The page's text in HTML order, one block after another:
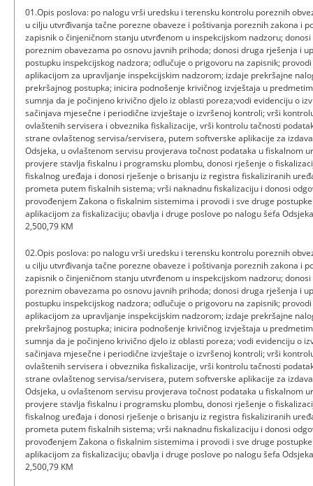
01.Opis poslova: po nalogu vrši uredsku i terensku kontrolu poreznih
u cilju utvrđivanja tačne porezne obaveze i poštivanja poreznih zakona i
zapisnik o činjeničnom stanju utvrđenom u inspekcijskom nadzoru;
poreznim obavezama po osnovu javnih prihoda; donosi druga rješenja i
postupku inspekcijskog nadzora; odlučuje o prigovoru na zapisnik;
aplikacijom za upravljanje inspekcijskim nadzorom; izdaje prekršajne
prekršajnog postupka; inicira podnošenje krivičnog izvještaja u
sumnja da je počinjeno krivično djelo iz oblasti poreza;vodi evidenciju o
sačinjava mjesečne i periodične izvještaje o izvršenoj kontroli; vrši
ovlaštenih servisera i obveznika fiskalizacije, vrši kontrolu tačnosti
strane ovlaštenog servisa/servisera, putem softverske aplikacije za
Odsjeka, u ovlaštenom servisu provjerava točnost podataka u fiskalnom
provjere stavlja fiskalnu i programsku plombu, donosi rješenje o
fiskalnog uređaja i donosi rješenje o brisanju iz registra fiskaliziranih
prometa putem fiskalnih sistema; vrši naknadnu fiskalizaciju i donosi
provođenjem Zakona o fiskalnim sistemima i provodi i sve druge
aplikacijom za fiskalizaciju; obavlja i druge poslove po nalogu šefa
2,500,79 KM
02.Opis poslova: po nalogu vrši uredsku i terensku kontrolu poreznih
u cilju utvrđivanja tačne porezne obaveze i poštivanja poreznih zakona i
zapisnik o činjeničnom stanju utvrđenom u inspekcijskom nadzoru;
poreznim obavezama po osnovu javnih prihoda; donosi druga rješenja i
postupku inspekcijskog nadzora; odlučuje o prigovoru na zapisnik;
aplikacijom za upravljanje inspekcijskim nadzorom; izdaje prekršajne
prekršajnog postupka; inicira podnošenje krivičnog izvještaja u
sumnja da je počinjeno krivično djelo iz oblasti poreza; vodi evidenciju o
sačinjava mjesečne i periodične izvještaje o izvršenoj kontroli; vrši
ovlaštenih servisera i obveznika fiskalizacije, vrši kontrolu tačnosti
strane ovlaštenog servisa/servisera, putem softverske aplikacije za
Odsjeka, u ovlaštenom servisu provjerava točnost podataka u fiskalnom
provjere stavlja fiskalnu i programsku plombu, donosi rješenje o
fiskalnog uređaja i donosi rješenje o brisanju iz registra fiskaliziranih
prometa putem fiskalnih sistema; vrši naknadnu fiskalizaciju i donosi
provođenjem Zakona o fiskalnim sistemima i provodi i sve druge
aplikacijom za fiskalizaciju; obavlja i druge poslove po nalogu šefa
2,500,79 KM